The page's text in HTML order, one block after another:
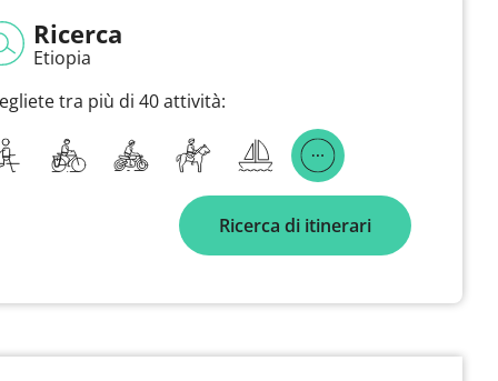
Ricerca
Etiopia
tra più di 40 attività:
Ricerca di itinerari